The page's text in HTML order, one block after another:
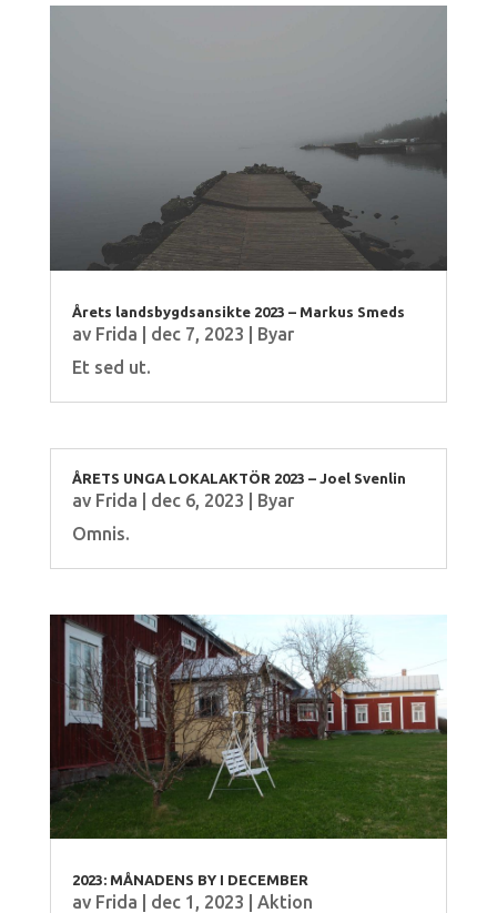
Årets landsbygdsansikte 2023 – Markus Smeds
av Frida dec 7, 2023
Byar
Et sed ut.
ÅRETS UNGA LOKALAKTÖR 2023 – Joel Svenlin
av Frida dec 6, 2023
Byar
Omnis.
2023: MÅNADENS BY I DECEMBER
av Frida dec 1, 2023
Aktion